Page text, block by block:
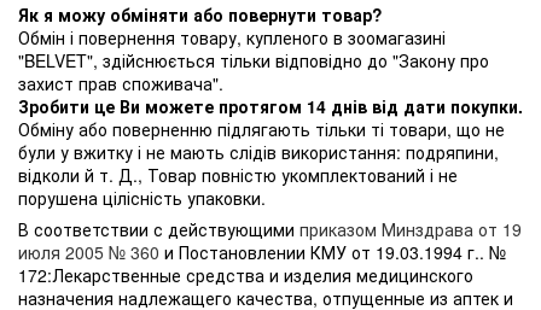
Як я можу обміняти або повернути товар?
Обмін і повернення товару, купленого в зоомагазині
"BELVET", здійснюється тільки відповідно до "Закону про
захист прав споживача".
Зробити це Ви можете протягом 14 днів від дати покупки.
Обміну або поверненню підлягають тільки ті товари, що не
були у вжитку і не мають слідів використання: подряпини,
відколи й т. Д., Товар повністю укомплектований і не
порушена цілісність упаковки.
В соответствии с действующими приказом Минздрава от 19
июля 2005 № 360 и Постановлении КМУ от 19.03.1994 г.. №
172:Лекарственные средства и изделия медицинского
назначения надлежащего качества, отпущенные из аптек и